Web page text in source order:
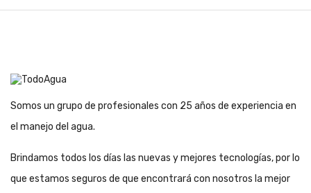
Somos un grupo de profesionales con 25 años de experiencia en
el manejo del agua.
Brindamos todos los días las nuevas y mejores tecnologías, por lo
que estamos seguros de que encontrará con nosotros la mejor